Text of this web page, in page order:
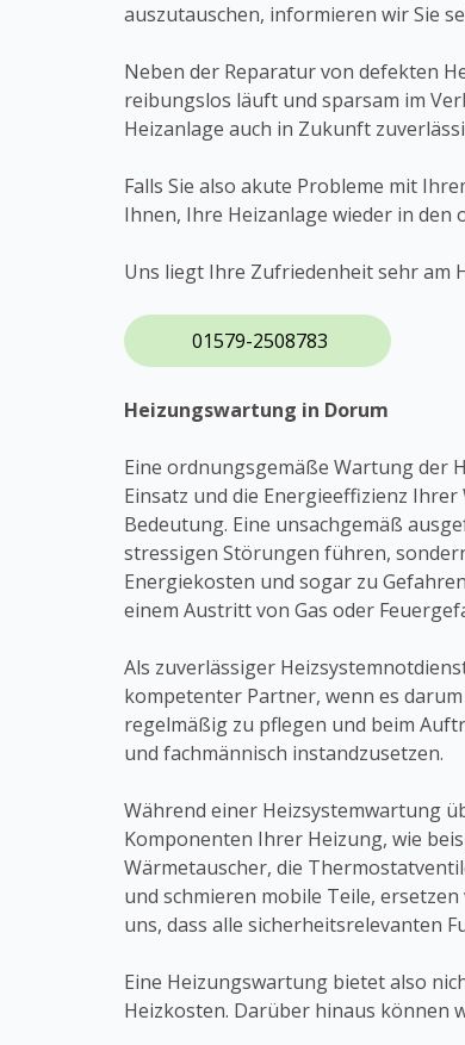
auszutauschen, informieren wir Sie
Neben der Reparatur von defekten
reibungslos läuft und sparsam im
Heizanlage auch in Zukunft
Falls Sie also akute Probleme mit
Ihnen, Ihre Heizanlage wieder in den
Uns liegt Ihre Zufriedenheit sehr am
01579-2508783
Heizungswartung in Dorum
Eine ordnungsgemäße Wartung der
Einsatz und die Energieeffizienz
Bedeutung. Eine unsachgemäß
stressigen Störungen führen,
Energiekosten und sogar zu
einem Austritt von Gas oder
Als zuverlässiger
kompetenter Partner, wenn es
regelmäßig zu pflegen und beim
und fachmännisch instandzusetzen.
Während einer Heizsystemwartung
Komponenten Ihrer Heizung, wie
Wärmetauscher, die
und schmieren mobile Teile,
uns, dass alle sicherheitsrelevanten
Eine Heizungswartung bietet also
Heizkosten. Darüber hinaus können